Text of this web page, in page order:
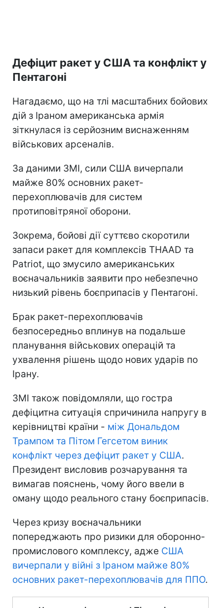
Дефіцит ракет у США та конфлікт у
Пентагоні
Нагадаємо, що на тлі масштабних бойових
дій з Іраном американська армія
зіткнулася із серйозним виснаженням
військових арсеналів.
За даними ЗМІ, сили США вичерпали
майже 80% основних ракет-
перехоплювачів для систем
протиповітряної оборони.
Зокрема, бойові дії суттєво скоротили
запаси ракет для комплексів THAAD та
Patriot, що змусило американських
воєначальників заявити про небезпечно
низький рівень боєприпасів у Пентагоні.
Брак ракет-перехоплювачів
безпосередньо вплинув на подальше
планування військових операцій та
ухвалення рішень щодо нових ударів по
Ірану.
ЗМІ також повідомляли, що гостра
дефіцитна ситуація спричинила напругу в
керівництві країни - між Дональдом
Трампом та Пітом Гегсетом виник
конфлікт через дефіцит ракет у США.
Президент висловив розчарування та
вимагав пояснень, чому його ввели в
оману щодо реального стану боєприпасів.
Через кризу воєначальники
попереджають про ризики для оборонно-
промислового комплексу, адже США
вичерпали у війні з Іраном майже 80%
основних ракет-перехоплювачів для ППО.